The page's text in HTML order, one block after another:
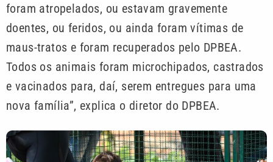
foram atropelados, ou estavam gravemente
doentes, ou feridos, ou ainda foram vítimas de
maus-tratos e foram recuperados pelo DPBEA.
Todos os animais foram microchipados, castrados
e vacinados para, daí, serem entregues para uma
nova família”, explica o diretor do DPBEA.